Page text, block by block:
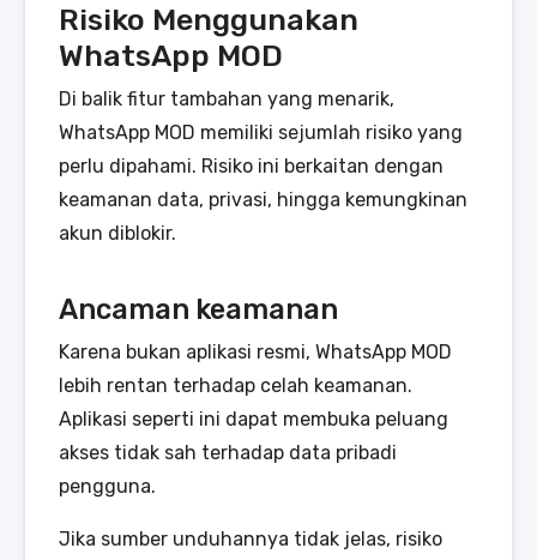
Risiko Menggunakan
WhatsApp MOD
Di balik fitur tambahan yang menarik,
WhatsApp MOD memiliki sejumlah risiko yang
perlu dipahami. Risiko ini berkaitan dengan
keamanan data, privasi, hingga kemungkinan
akun diblokir.
Ancaman keamanan
Karena bukan aplikasi resmi, WhatsApp MOD
lebih rentan terhadap celah keamanan.
Aplikasi seperti ini dapat membuka peluang
akses tidak sah terhadap data pribadi
pengguna.
Jika sumber unduhannya tidak jelas, risiko